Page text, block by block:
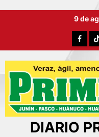
9 de
DIARIO